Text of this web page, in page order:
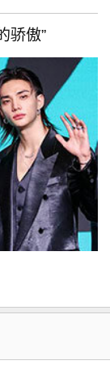
骄傲”